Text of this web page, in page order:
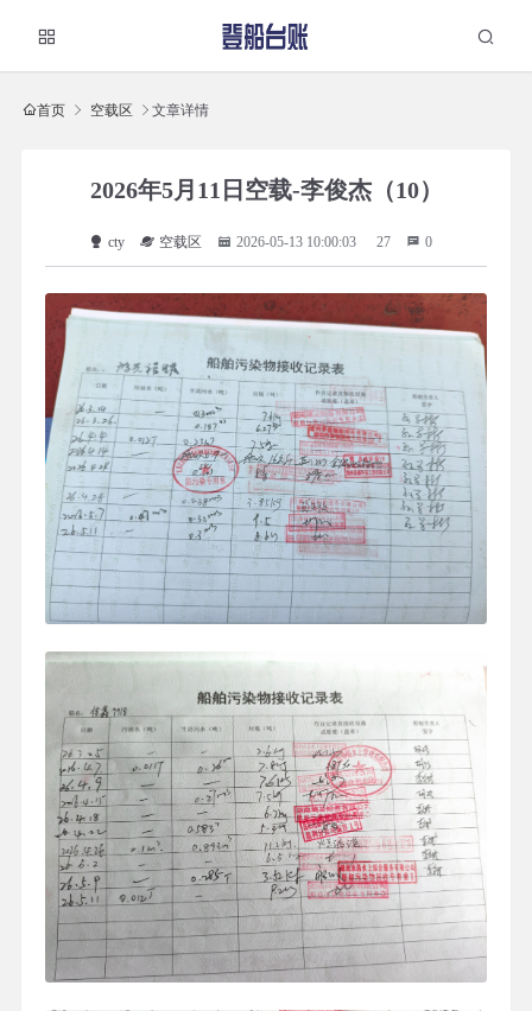
首页 空载区 文章详情
2026年5月11日空载-李俊杰（10）
cty 空载区 2026-05-13 10:00:03 27 0